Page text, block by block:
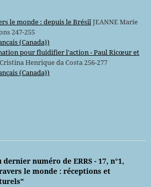
le monde : depuis le BrésilJEANNE Marie
247-255
(Canada))
pour fluidifier l'action - Paul Ricœur et
Henrique da Costa 256-277
(Canada))
dernier numéro de ERRS - 17, n°1,
le monde : réceptions et